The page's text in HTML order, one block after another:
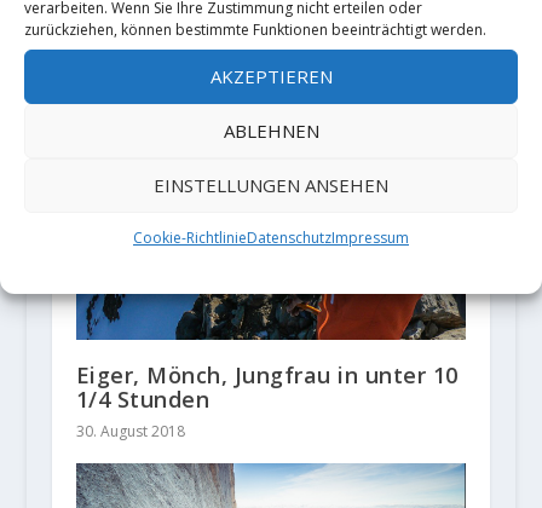
verarbeiten. Wenn Sie Ihre Zustimmung nicht erteilen oder
zurückziehen, können bestimmte Funktionen beeinträchtigt werden.
AKZEPTIEREN
ABLEHNEN
EINSTELLUNGEN ANSEHEN
Cookie-RichtlinieDatenschutzImpressum
Eiger, Mönch, Jungfrau in unter 10
1/4 Stunden
30. August 2018